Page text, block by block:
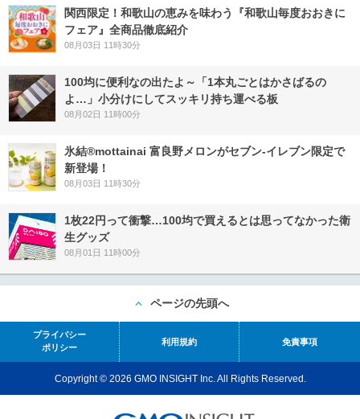
関西限定！和歌山の恵みを味わう『和歌山毎度おおきに
フェア』全商品徹底紹介
08月03日 11時30分
100均に便利なの出たよ～「1本丸ごとはかさばるの
よ…」小分けにしてスッキリ持ち運べる板
08月02日 11時00分
氷結®mottainai 富良野メロンがセブン‐イレブン限定で
新登場！
08月03日 11時30分
1枚22円って衝撃…100均で買えるとは思ってなかった衛
生グッズ
08月01日 11時00分
ページの先頭へ
プライバシー
ポリシー
利用規約 免責事項
Copyright © 2026 GMO INSIGHT Inc. All Rights Reserved.